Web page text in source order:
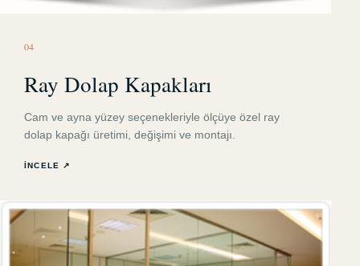
04
Ray Dolap Kapakları
Cam ve ayna yüzey seçenekleriyle ölçüye özel ray
dolap kapağı üretimi, değişimi ve montajı.
İNCELE ↗